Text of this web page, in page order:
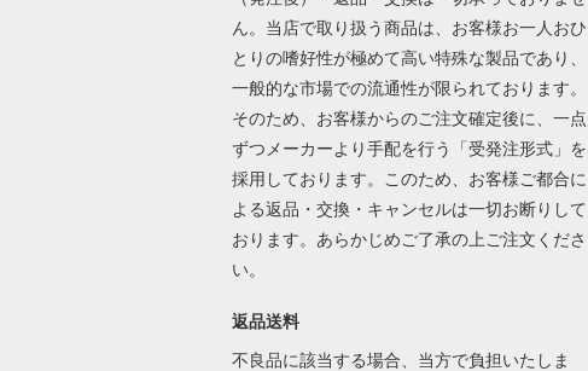
ん。当店で取り扱う商品は、お客様お一人おひ
とりの嗜好性が極めて高い特殊な製品であり、
一般的な市場での流通性が限られております。
そのため、お客様からのご注文確定後に、一点
ずつメーカーより手配を行う「受発注形式」を
採用しております。このため、お客様ご都合に
よる返品・交換・キャンセルは一切お断りして
おります。あらかじめご了承の上ご注文くださ
い。
返品送料
不良品に該当する場合、当方で負担いたしま